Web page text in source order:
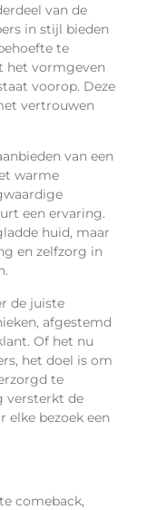
van de
in stijl bieden
te
het vormgeven
voorop. Deze
vertrouwen
van een
warme
een ervaring.
huid, maar
en zelfzorg in
de juiste
afgestemd
Of het nu
het doel is om
te
versterkt de
elke bezoek een
comeback,